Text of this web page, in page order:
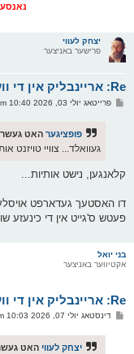
יצחק לעווי
פרישער באניצער
Re: אריינבליק אין די וועלטס מאדנסטע שפראך
פפרייטאג יולי 03, 2026 10:40 am
פופציגער האט
געוואלד... צוויי טויזנט
קלאנגען, נישט אותיות...
פעטש ס'גייט אין די כינעזע
בני יואל
אקטיווער באניצער
Re: אריינבליק אין די וועלטס מאדנסטע שפראך
פדינסטאג יולי 07, 2026 10:03 am
יצחק לעווי האט